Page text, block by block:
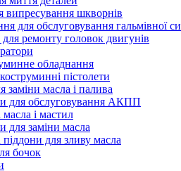
випресування шкворнів
для обслуговування гальмівної
ремонту головок двигунів
обладнання
пістолети
заміни масла і палива
для обслуговування АКПП
масла і мастил
для заміни масла
піддони для зливу масла
бочок